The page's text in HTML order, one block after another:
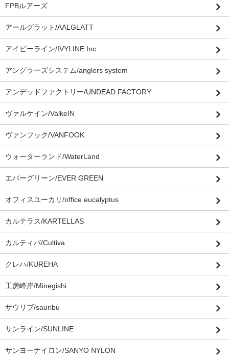
FPBルアーズ
アールグラット/AALGLATT
アイビーライン/IVYLINE.Inc
アングラーズシステム/anglers system
アンデッドファクトリー/UNDEAD FACTORY
ヴァルケイン/ValkeIN
ヴァンフック/VANFOOK
ウォーターランド/WaterLand
エバーグリーン/EVER GREEN
オフィスユーカリ/office eucalyptus
カルテラス/KARTELLAS
カルティバ/Cultiva
クレハ/KUREHA
工房峰岸/Minegishi
サウリブ/sauribu
サンライン/SUNLINE
サンヨーナイロン/SANYO NYLON